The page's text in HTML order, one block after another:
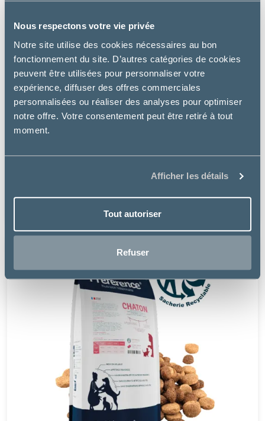
Nous respectons votre vie privée
Notre site utilise des cookies nécessaires au bon
fonctionnement du site. D’autres catégories de cookies
peuvent être utilisées pour personnaliser votre
expérience, diffuser des offres commerciales
personnalisées ou réaliser des analyses pour optimiser
notre offre. Votre consentement peut être retiré à tout
moment.
Afficher les détails
Tout autoriser
Refuser